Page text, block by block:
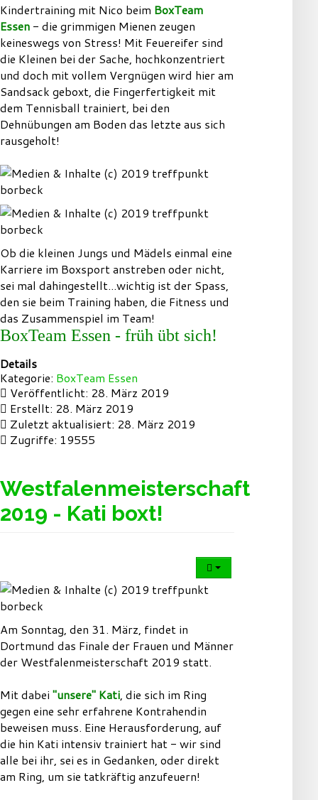
Kindertraining mit Nico beim BoxTeam
Essen - die grimmigen Mienen zeugen
keineswegs von Stress! Mit Feuereifer sind
die Kleinen bei der Sache, hochkonzentriert
und doch mit vollem Vergnügen wird hier am
Sandsack geboxt, die Fingerfertigkeit mit
dem Tennisball trainiert, bei den
Dehnübungen am Boden das letzte aus sich
rausgeholt!
Ob die kleinen Jungs und Mädels einmal eine
Karriere im Boxsport anstreben oder nicht,
sei mal dahingestellt...wichtig ist der Spass,
den sie beim Training haben, die Fitness und
das Zusammenspiel im Team!
BoxTeam Essen - früh übt sich!
Details
Kategorie: BoxTeam Essen
Veröffentlicht: 28. März 2019
Erstellt: 28. März 2019
Zuletzt aktualisiert: 28. März 2019
Zugriffe: 19555
Westfalenmeisterschaft
2019 - Kati boxt!
Am Sonntag, den 31. März, findet in
Dortmund das Finale der Frauen und Männer
der Westfalenmeisterschaft 2019 statt.
Mit dabei "unsere" Kati , die sich im Ring
gegen eine sehr erfahrene Kontrahendin
beweisen muss. Eine Herausforderung, auf
die hin Kati intensiv trainiert hat - wir sind
alle bei ihr, sei es in Gedanken, oder direkt
am Ring, um sie tatkräftig anzufeuern!